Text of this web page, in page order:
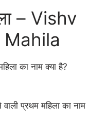
– Vishv
का नाम क्या है?
प्रथम महिला का नाम